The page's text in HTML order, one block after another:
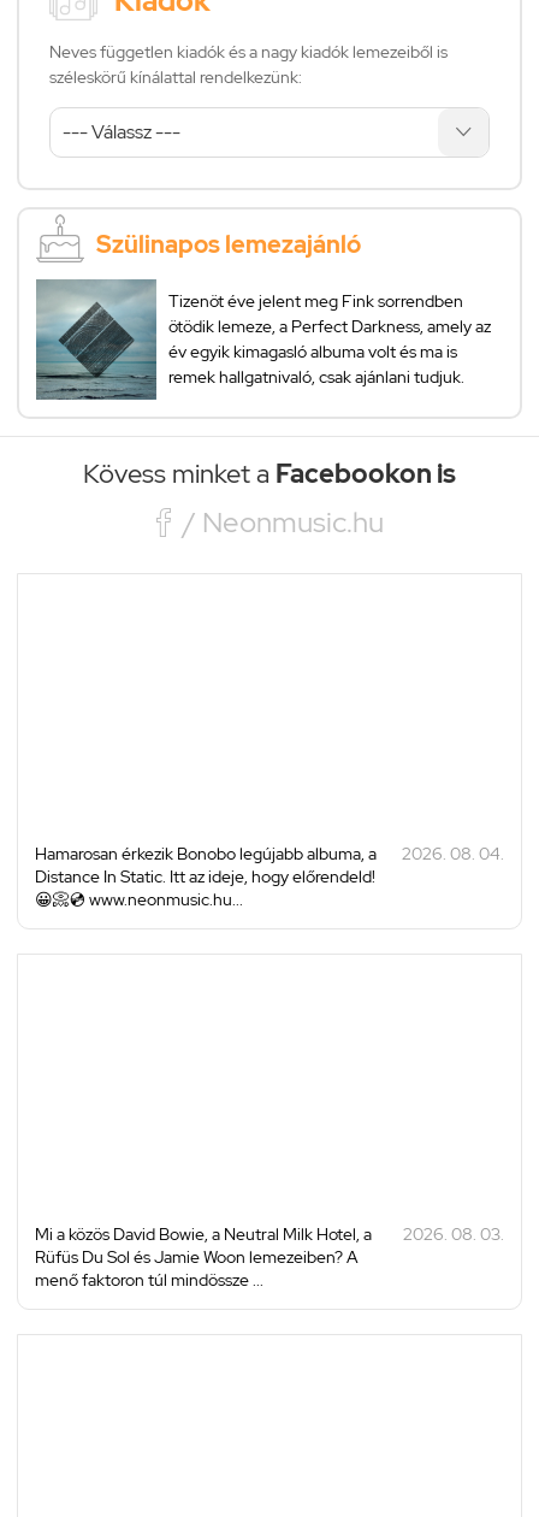
Neves független kiadók és a nagy kiadók lemezeiből is
széleskörű kínálattal rendelkezünk:
Szülinapos lemezajánló
Tizenöt éve jelent meg Fink sorrendben
ötödik lemeze, a Perfect Darkness, amely az
év egyik kimagasló albuma volt és ma is
remek hallgatnivaló, csak ajánlani tudjuk.
Kövess minket a Facebookon is
 / Neonmusic.hu
Hamarosan érkezik Bonobo legújabb albuma, a
Distance In Static. Itt az ideje, hogy előrendeld!
😀📀💿 www.neonmusic.hu...
2026. 08. 04.
Mi a közös David Bowie, a Neutral Milk Hotel, a
Rüfüs Du Sol és Jamie Woon lemezeiben? A
menő faktoron túl mindössze ...
2026. 08. 03.